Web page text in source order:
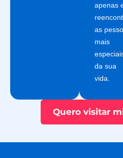
apenas
as
mais
da sua
vida.
Quero visitar